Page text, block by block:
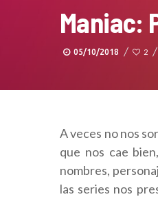
Maniac:
05/10/2018 2
A veces no nos
que nos cae
nombres,
las series nos